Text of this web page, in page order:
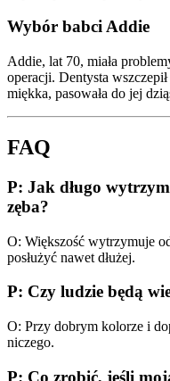
Wybór babci Addie
Addie, lat 70, miała
operacji. Dentysta
miękka, pasowała do jej
FAQ
P: Jak długo
zęba?
O: Większość wytrzymuje
posłużyć nawet dłużej.
P: Czy ludzie będą
O: Przy dobrym kolorze i
niczego.
P: Co zrobić, jeśli